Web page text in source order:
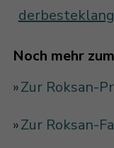
Noch mehr
»Zur Roksan-
»Zur Roksan-